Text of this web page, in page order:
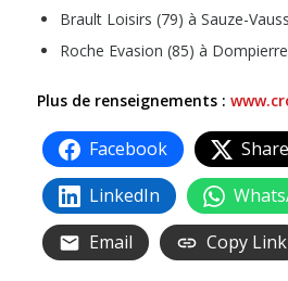
Brault Loisirs (79) à Sauze-
Roche Evasion (85) à
Plus de renseignements :
Facebook
LinkedIn
Email
Copy Link